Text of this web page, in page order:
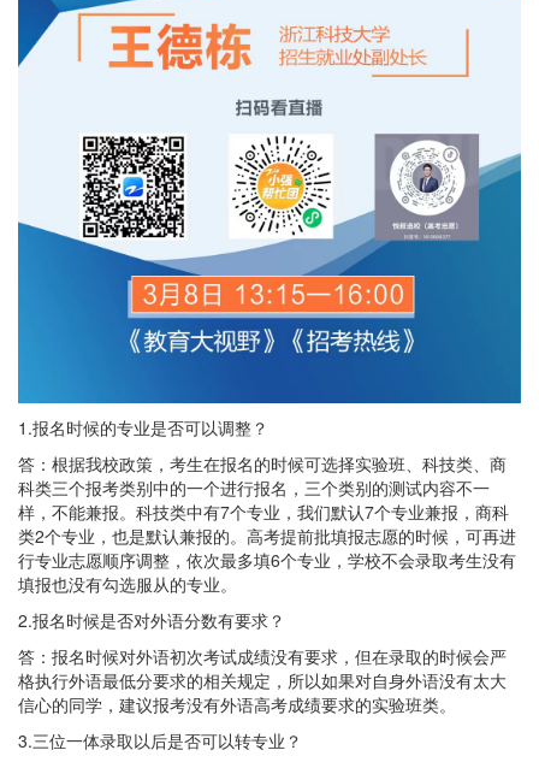
1.报名时候的专业是否可以调整？
答：根据我校政策，考生在报名的时候可选择实验班、科技类、商
科类三个报考类别中的一个进行报名，三个类别的测试内容不一
样，不能兼报。科技类中有7个专业，我们默认7个专业兼报，商科
类2个专业，也是默认兼报的。高考提前批填报志愿的时候，可再进
行专业志愿顺序调整，依次最多填6个专业，学校不会录取考生没有
填报也没有勾选服从的专业。
2.报名时候是否对外语分数有要求？
答：报名时候对外语初次考试成绩没有要求，但在录取的时候会严
格执行外语最低分要求的相关规定，所以如果对自身外语没有太大
信心的同学，建议报考没有外语高考成绩要求的实验班类。
3.三位一体录取以后是否可以转专业？